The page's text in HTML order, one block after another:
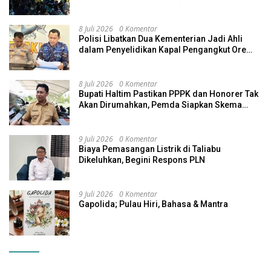
8 Juli 2026 0 Komentar
Polisi Libatkan Dua Kementerian Jadi Ahli
dalam Penyelidikan Kapal Pengangkut Ore
8 Juli 2026 0 Komentar
Bupati Haltim Pastikan PPPK dan Honorer Tak
Akan Dirumahkan, Pemda Siapkan Skema
9 Juli 2026 0 Komentar
Biaya Pemasangan Listrik di Taliabu
Dikeluhkan, Begini Respons PLN
9 Juli 2026 0 Komentar
Gapolida; Pulau Hiri, Bahasa & Mantra